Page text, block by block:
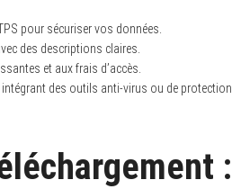
pour sécuriser vos données.
des descriptions claires.
et aux frais d’accès.
des outils anti-virus ou de protection
: